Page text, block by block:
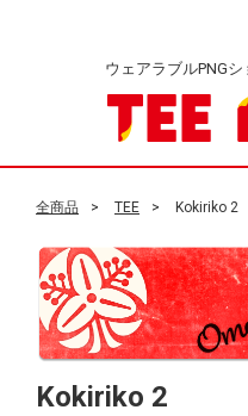
ウェアラブルPNG
全商品 TEE Kokiriko 2
Kokiriko 2